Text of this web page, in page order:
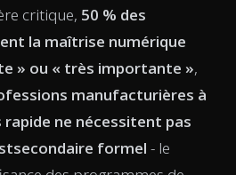
critique, 50 % des
la maîtrise numérique
» ou « très importante »,
manufacturières à
rapide ne nécessitent pas
formel - le